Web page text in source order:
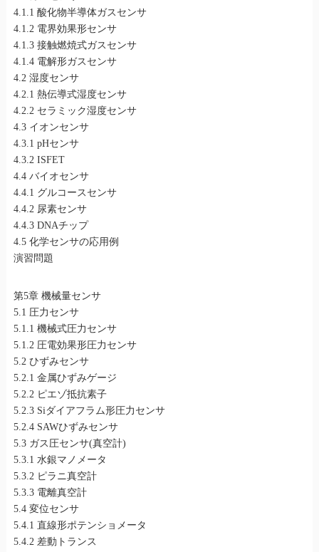
4.1.1 酸化物半導体ガスセンサ
4.1.2 電界効果形センサ
4.1.3 接触燃焼式ガスセンサ
4.1.4 電解形ガスセンサ
4.2 湿度センサ
4.2.1 熱伝導式湿度センサ
4.2.2 セラミック湿度センサ
4.3 イオンセンサ
4.3.1 pHセンサ
4.3.2 ISFET
4.4 バイオセンサ
4.4.1 グルコースセンサ
4.4.2 尿素センサ
4.4.3 DNAチップ
4.5 化学センサの応用例
演習問題
第5章 機械量センサ
5.1 圧力センサ
5.1.1 機械式圧力センサ
5.1.2 圧電効果形圧力センサ
5.2 ひずみセンサ
5.2.1 金属ひずみゲージ
5.2.2 ピエゾ抵抗素子
5.2.3 Siダイアフラム形圧力センサ
5.2.4 SAWひずみセンサ
5.3 ガス圧センサ(真空計)
5.3.1 水銀マノメータ
5.3.2 ピラニ真空計
5.3.3 電離真空計
5.4 変位センサ
5.4.1 直線形ポテンショメータ
5.4.2 差動トランス